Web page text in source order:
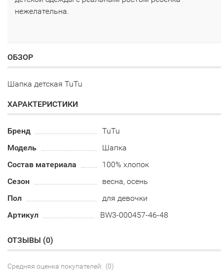
нежелательна.
ОБЗОР
Шапка детская TuTu
ХАРАКТЕРИСТИКИ
Бренд
TuTu
Модель
Шапка
Состав материала
100% хлопок
Сезон
весна, осень
Пол
для девочки
Артикул
BW3-000457-46-48
ОТЗЫВЫ (0)
Средняя оценка покупателей: (0)